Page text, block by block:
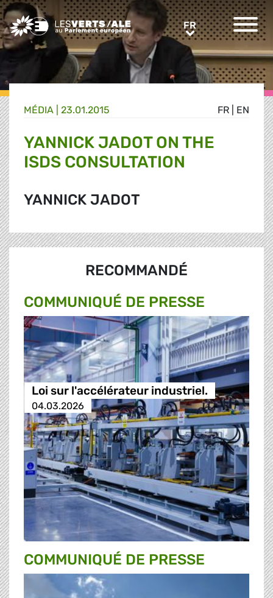
Greens/EFA Home FRFR
FR EN
MÉDIA 23.01.2015
YANNICK JADOT ON THE
ISDS CONSULTATION
YANNICK JADOT
RECOMMANDÉ
COMMUNIQUÉ DE PRESSE
Loi sur l'accélérateur industriel.
04.03.2026
COMMUNIQUÉ DE PRESSE